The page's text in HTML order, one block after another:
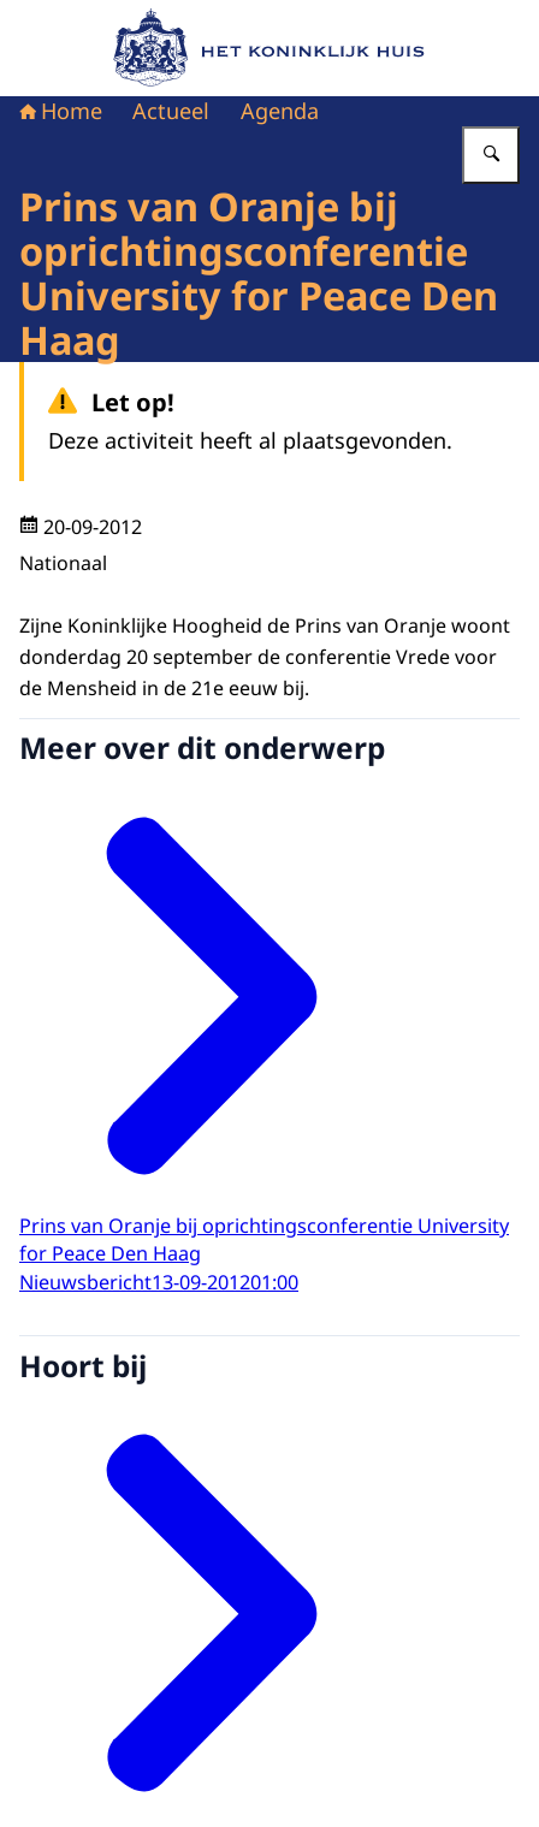
Naar de homepage van Het Koninklijk Huis
Home Actueel Agenda
Prins van Oranje bij
oprichtingsconferentie
University for Peace Den
Haag
Let op!
Deze activiteit heeft al plaatsgevonden.
20-09-2012
Nationaal
Zijne Koninklijke Hoogheid de Prins van Oranje woont
donderdag 20 september de conferentie Vrede voor
de Mensheid in de 21e eeuw bij.
Meer over dit onderwerp
Prins van Oranje bij oprichtingsconferentie University
for Peace Den Haag
Nieuwsbericht13-09-201201:00
Hoort bij